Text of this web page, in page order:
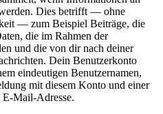
Dies betrifft — ohne
— zum Beispiel Beiträge, die
die im Rahmen der
und die von dir nach deiner
Dein Benutzerkonto
eindeutigen Benutzernamen,
mit diesem Konto und einer
Mail-Adresse.